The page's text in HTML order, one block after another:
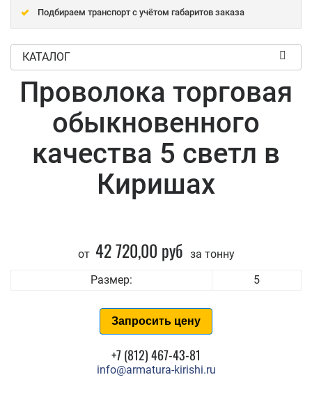
Подбираем транспорт с учётом габаритов заказа
КАТАЛОГ
Проволока торговая
обыкновенного
качества 5 светл в
Киришах
от 42 720,00 руб за тонну
Размер:
5
Запросить цену
+7 (812) 467-43-81
info@armatura-kirishi.ru